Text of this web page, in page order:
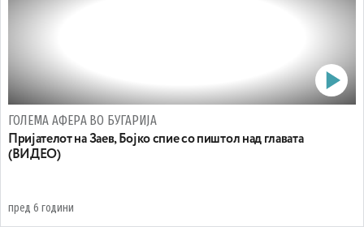
ГОЛЕМА АФЕРА ВО БУГАРИЈА
Пријателот на Заев, Бојко спие со пиштол над главата
(ВИДЕО)
пред 6 години